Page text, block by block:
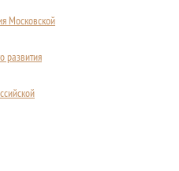
Московской
развития
или пособия?